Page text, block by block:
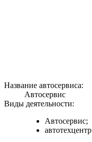
Название автосервиса:
Автосервис
Виды деятельности:
Автосервис;
автотехцентр